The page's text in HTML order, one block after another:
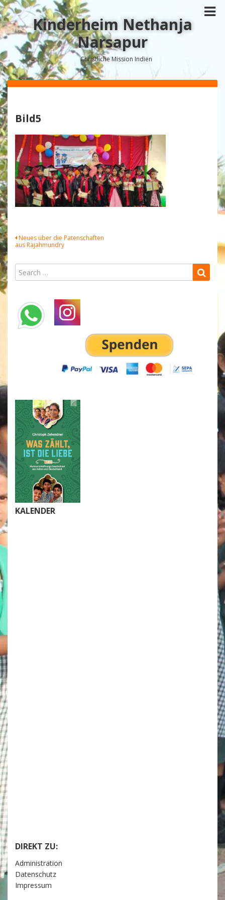
Kinderheim Nethanja
Narsapur
Christliche Mission Indien
Bild5
Beitragsnavigation
Neues über die Patenschaften
aus Rajahmundry
KALENDER
DIREKT ZU:
Administration
Datenschutz
Impressum